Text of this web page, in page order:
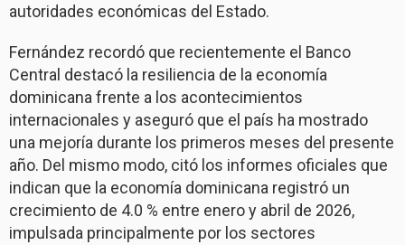
autoridades económicas del Estado.
Fernández recordó que recientemente el Banco
Central destacó la resiliencia de la economía
dominicana frente a los acontecimientos
internacionales y aseguró que el país ha mostrado
una mejoría durante los primeros meses del presente
año. Del mismo modo, citó los informes oficiales que
indican que la economía dominicana registró un
crecimiento de 4.0 % entre enero y abril de 2026,
impulsada principalmente por los sectores